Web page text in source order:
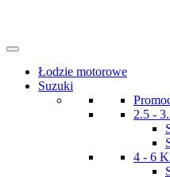
Łodzie motorowe
Suzuki
2.5 -
4 - 6